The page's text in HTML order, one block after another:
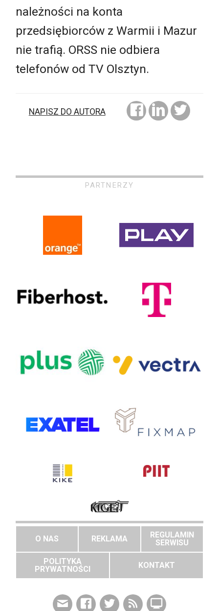
należności na konta
przedsiębiorców z Warmii i Mazur
nie trafią. ORSS nie odbiera
telefonów od TV Olsztyn.
NAPISZ DO AUTORA
PARTNERZY
O NAS REKLAMA
REGULAMIN
SERWISU
POLITYKA
PRYWATNOŚCI
KONTAKT